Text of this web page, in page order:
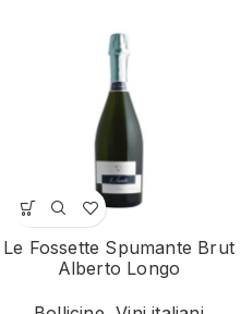
Le Fossette Spumante Brut
Alberto Longo